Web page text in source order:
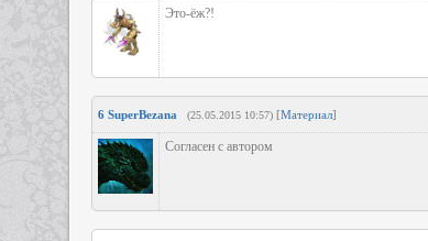
Это-ёж?!
6 SuperBezana (25.05.2015 10:57) [Материал]
Согласен с автором